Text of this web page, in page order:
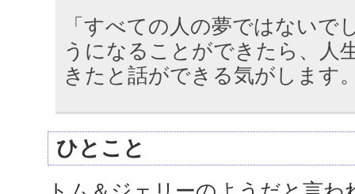
「すべての人の夢ではないで
うになることができたら、人
きたと話ができる気がします
ひとこと